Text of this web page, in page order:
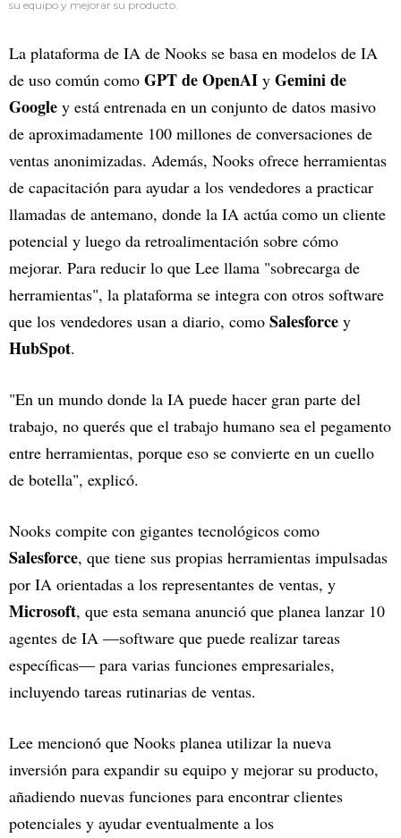
su equipo y mejorar su producto.
La plataforma de IA de Nooks se basa en modelos de IA
de uso común como GPT de OpenAI y Gemini de
Google y está entrenada en un conjunto de datos masivo
de aproximadamente 100 millones de conversaciones de
ventas anonimizadas. Además, Nooks ofrece herramientas
de capacitación para ayudar a los vendedores a practicar
llamadas de antemano, donde la IA actúa como un cliente
potencial y luego da retroalimentación sobre cómo
mejorar. Para reducir lo que Lee llama "sobrecarga de
herramientas", la plataforma se integra con otros software
que los vendedores usan a diario, como Salesforce y
HubSpot.
"En un mundo donde la IA puede hacer gran parte del
trabajo, no querés que el trabajo humano sea el pegamento
entre herramientas, porque eso se convierte en un cuello
de botella", explicó.
Nooks compite con gigantes tecnológicos como
Salesforce, que tiene sus propias herramientas impulsadas
por IA orientadas a los representantes de ventas, y
Microsoft, que esta semana anunció que planea lanzar 10
agentes de IA —software que puede realizar tareas
específicas— para varias funciones empresariales,
incluyendo tareas rutinarias de ventas.
Lee mencionó que Nooks planea utilizar la nueva
inversión para expandir su equipo y mejorar su producto,
añadiendo nuevas funciones para encontrar clientes
potenciales y ayudar eventualmente a los